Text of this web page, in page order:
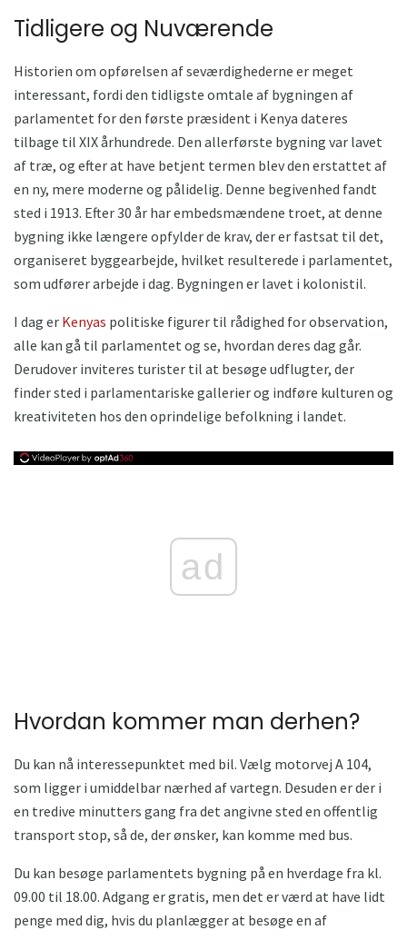
Tidligere og Nuværende
Historien om opførelsen af seværdighederne er meget
interessant, fordi den tidligste omtale af bygningen af ​​
parlamentet for den første præsident i Kenya dateres
tilbage til XIX århundrede. Den allerførste bygning var lavet
af træ, og efter at have betjent termen blev den erstattet af
en ny, mere moderne og pålidelig. Denne begivenhed fandt
sted i 1913. Efter 30 år har embedsmændene troet, at denne
bygning ikke længere opfylder de krav, der er fastsat til det,
organiseret byggearbejde, hvilket resulterede i parlamentet,
som udfører arbejde i dag. Bygningen er lavet i kolonistil.
I dag er Kenyas politiske figurer til rådighed for observation,
alle kan gå til parlamentet og se, hvordan deres dag går.
Derudover inviteres turister til at besøge udflugter, der
finder sted i parlamentariske gallerier og indføre kulturen og
kreativiteten hos den oprindelige befolkning i landet.
ad
Hvordan kommer man derhen?
Du kan nå interessepunktet med bil. Vælg motorvej A 104,
som ligger i umiddelbar nærhed af vartegn. Desuden er der i
en tredive minutters gang fra det angivne sted en offentlig
transport stop, så de, der ønsker, kan komme med bus.
Du kan besøge parlamentets bygning på en hverdage fra kl.
09.00 til 18.00. Adgang er gratis, men det er værd at have lidt
penge med dig, hvis du planlægger at besøge en af ​​